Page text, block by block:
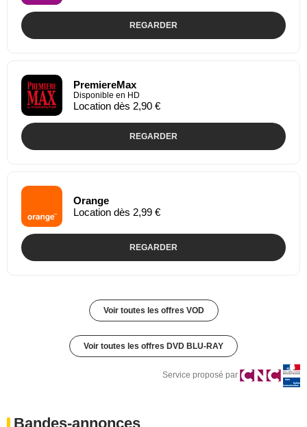
REGARDER
PremiereMax
Disponible en HD
Location dès 2,90 €
REGARDER
Orange
Location dès 2,99 €
REGARDER
Voir toutes les offres VOD
Voir toutes les offres DVD BLU-RAY
Service proposé par
Bandes-annonces